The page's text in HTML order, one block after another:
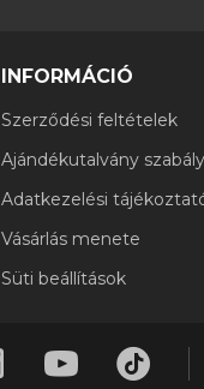
INFORMÁCIÓ
Szerződési feltételek
Ajándékutalvány
Adatkezelési
Vásárlás menete
Süti beállítások